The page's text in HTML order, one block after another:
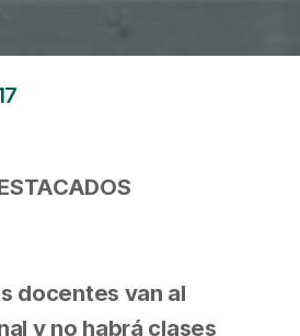
docentes van al
y no habrá clases